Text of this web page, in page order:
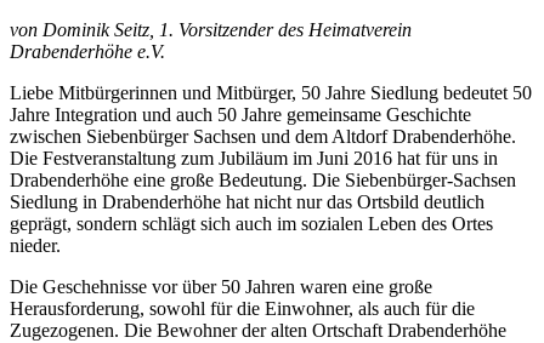
von Dominik Seitz, 1. Vorsitzender des Heimatverein
Drabenderhöhe e.V.
Liebe Mitbürgerinnen und Mitbürger, 50 Jahre Siedlung bedeutet 50
Jahre Integration und auch 50 Jahre gemeinsame Geschichte
zwischen Siebenbürger Sachsen und dem Altdorf Drabenderhöhe.
Die Festveranstaltung zum Jubiläum im Juni 2016 hat für uns in
Drabenderhöhe eine große Bedeutung. Die Siebenbürger-Sachsen
Siedlung in Drabenderhöhe hat nicht nur das Ortsbild deutlich
geprägt, sondern schlägt sich auch im sozialen Leben des Ortes
nieder.
Die Geschehnisse vor über 50 Jahren waren eine große
Herausforderung, sowohl für die Einwohner, als auch für die
Zugezogenen. Die Bewohner der alten Ortschaft Drabenderhöhe